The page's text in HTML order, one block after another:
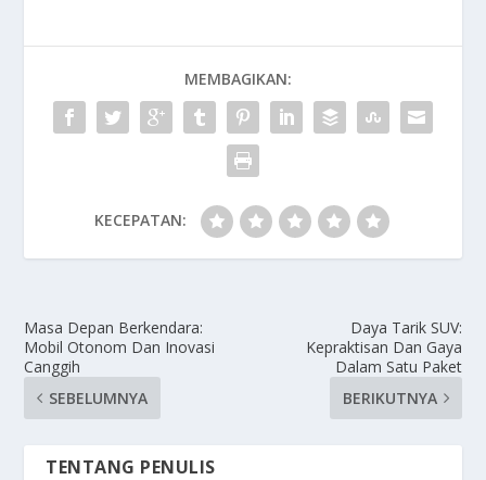
MEMBAGIKAN:
KECEPATAN:
Masa Depan Berkendara:
Mobil Otonom Dan Inovasi
Canggih
SEBELUMNYA
Daya Tarik SUV:
Kepraktisan Dan Gaya
Dalam Satu Paket
BERIKUTNYA
TENTANG PENULIS